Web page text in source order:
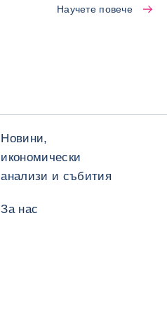
Научете повече
Новини,
икономически
анализи и събития
За нас